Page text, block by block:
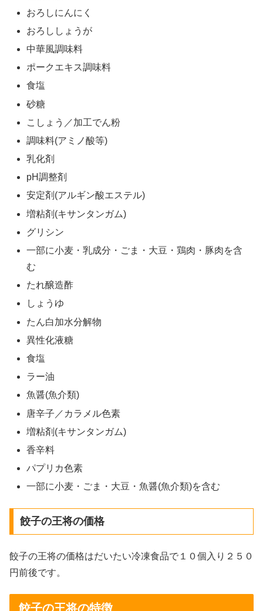
おろしにんにく
おろししょうが
中華風調味料
ポークエキス調味料
食塩
砂糖
こしょう／加工でん粉
調味料(アミノ酸等)
乳化剤
pH調整剤
安定剤(アルギン酸エステル)
増粘剤(キサンタンガム)
グリシン
一部に小麦・乳成分・ごま・大豆・鶏肉・豚肉を含
む
たれ醸造酢
しょうゆ
たん白加水分解物
異性化液糖
食塩
ラー油
魚醤(魚介類)
唐辛子／カラメル色素
増粘剤(キサンタンガム)
香辛料
パプリカ色素
一部に小麦・ごま・大豆・魚醤(魚介類)を含む
餃子の王将の価格
餃子の王将の価格はだいたい冷凍食品で１０個入り２５０
円前後です。
餃子の王将の特徴